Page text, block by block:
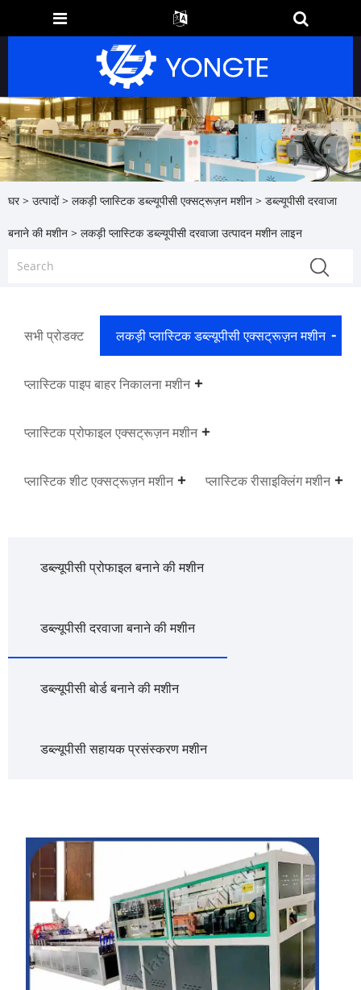
घर > उत्पादों> लकड़ी प्लास्टिक डब्ल्यूपीसी एक्सट्रूज़न मशीन > डब्ल्यूपीसी दरवाजा
बनाने की मशीन > लकड़ी प्लास्टिक डब्ल्यूपीसी दरवाजा उत्पादन मशीन लाइन
सभी प्रोडक्ट लकड़ी प्लास्टिक डब्ल्यूपीसी एक्सट्रूज़न मशीन
प्लास्टिक पाइप बाहर निकालना मशीन
प्लास्टिक प्रोफाइल एक्सट्रूज़न मशीन
प्लास्टिक शीट एक्सट्रूज़न मशीन प्लास्टिक रीसाइक्लिंग मशीन
डब्ल्यूपीसी प्रोफाइल बनाने की मशीन
डब्ल्यूपीसी दरवाजा बनाने की मशीन
डब्ल्यूपीसी बोर्ड बनाने की मशीन
डब्ल्यूपीसी सहायक प्रसंस्करण मशीन